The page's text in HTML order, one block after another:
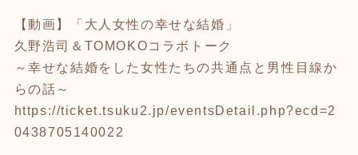
【動画】「大人女性の幸せな結婚」
久野浩司＆TOMOKOコラボトーク
～幸せな結婚をした女性たちの共通点と男性目線か
らの話～
https://ticket.tsuku2.jp/eventsDetail.php?ecd=2
0438705140022